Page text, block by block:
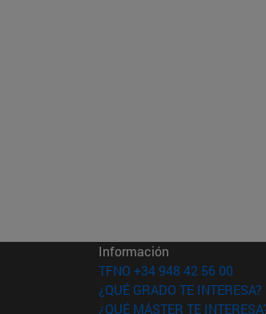
nueva ventana)
ventana)
en nueva ventana)
Información
TFNO +34 948 42 56 00
¿QUÉ GRADO TE INTERESA?
¿QUÉ MÁSTER TE